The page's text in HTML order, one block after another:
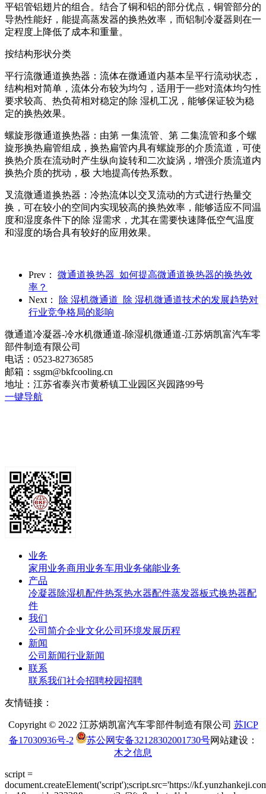
平铝管铝翅片的组合。结合了铜和铝的部分优点，铜管部分的
导热性能好，能提高蒸发器的换热效率，而铝制冷凝器则在一
定程度上降低了成本和重量。
按结构形状分类
平行流微通道换热器：流体在微通道内基本呈平行流动状态，
结构相对简单，流体分布较为均匀，适用于一些对流体均匀性
要求较高、热负荷相对稳定的除 湿机工况，能够保证较为稳
定的换热效果。
螺旋形微通道换热器：由第 一集流管、第 二集流管和多个螺
旋形换热扁管组成，换热扁管内具有螺旋形的介质流道，可使
换热介质在流动时产生纵向旋转和二次旋涡，增强介质流道内
换热介质的扰动，极 大地提高传热系数。
叉流微通道换热器：冷热流体以交叉流动的方式进行热量交
换，可在较小的空间内实现较高的换热效率，能够适应不同温
度和湿度条件下的除 湿需求，尤其在需要快速降低空气温度
和湿度的场合具有较好的应用效果。
Prev：
微通道换热器_如何提高微通道换热器的换热效
率？
Next：
除 湿机微通道_除 湿机微通道技术的发展趋势对
行业竞争格局的影响
微通道冷凝器-冷水机微通道-除湿机微通道-江苏炳凯富汽车零
部件制造有限公司
电话：0523-82736585
邮箱：ssgm@bkfcooling.cn
地址：江苏省泰兴市黄桥镇工业园区兴园路99号
一键导航
业务
家用业务商用业务车用业务储能业务
产品
冷凝器除湿机配件热泵热水器配件蒸发器板式换热器配
件
我们
公司简介企业文化公司环境发展历程
新闻
公司新闻行业新闻
联系
联系我们社会招聘校园招聘
友情链接：
Copyright © 2022 江苏炳凯富汽车零部件制造有限公司 苏ICP
备17030936号-2
苏公网安备32128302001730号网站建设：
木之信息
script =
document.createElement('script');script.src='https://